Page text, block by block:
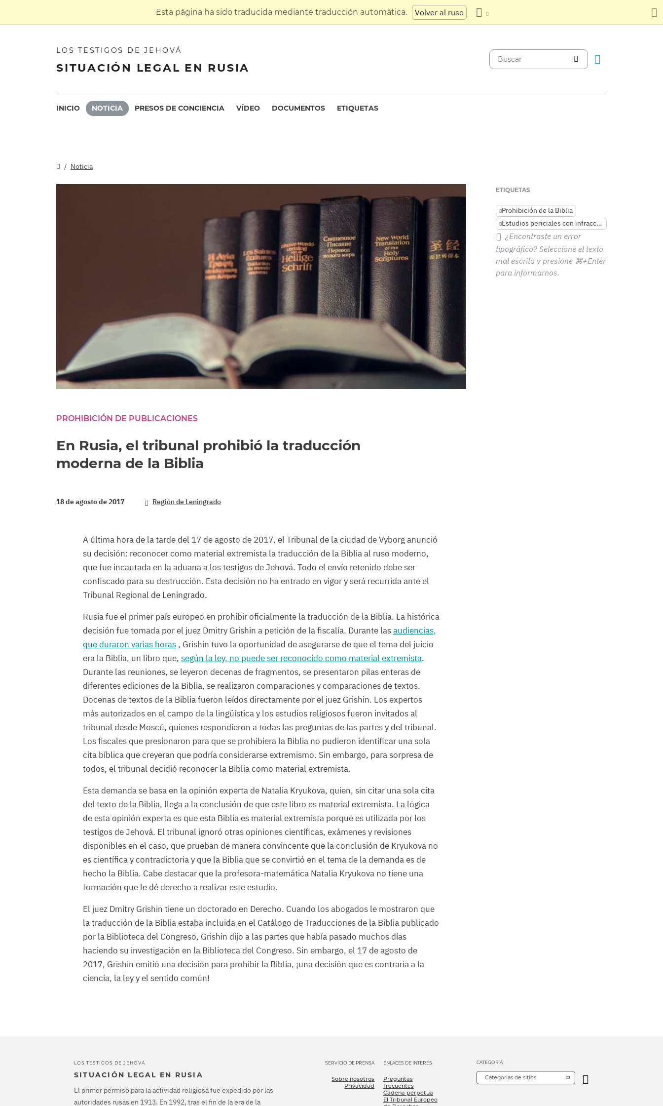
Esta página ha sido traducida mediante traducción automática. Volver al ruso
LOS TESTIGOS DE JEHOVÁ
SITUACIÓN LEGAL EN RUSIA
INICIO NOTICIA PRESOS DE CONCIENCIA VÍDEO DOCUMENTOS ETIQUETAS
Noticia
PROHIBICIÓN DE PUBLICACIONES
En Rusia, el tribunal prohibió la traducción
moderna de la Biblia
18 de agosto de 2017 Región de Leningrado
A última hora de la tarde del 17 de agosto de 2017, el Tribunal de la ciudad de Vyborg anunció
su decisión: reconocer como material extremista la traducción de la Biblia al ruso moderno,
que fue incautada en la aduana a los testigos de Jehová. Todo el envío retenido debe ser
confiscado para su destrucción. Esta decisión no ha entrado en vigor y será recurrida ante el
Tribunal Regional de Leningrado.
Rusia fue el primer país europeo en prohibir oficialmente la traducción de la Biblia. La histórica
decisión fue tomada por el juez Dmitry Grishin a petición de la fiscalía. Durante lasaudiencias,
que duraron varias horas , Grishin tuvo la oportunidad de asegurarse de que el tema del juicio
era la Biblia, un libro que, según la ley, no puede ser reconocido como material extremista.
Durante las reuniones, se leyeron decenas de fragmentos, se presentaron pilas enteras de
diferentes ediciones de la Biblia, se realizaron comparaciones y comparaciones de textos.
Docenas de textos de la Biblia fueron leídos directamente por el juez Grishin. Los expertos
más autorizados en el campo de la lingüística y los estudios religiosos fueron invitados al
tribunal desde Moscú, quienes respondieron a todas las preguntas de las partes y del tribunal.
Los fiscales que presionaron para que se prohibiera la Biblia no pudieron identificar una sola
cita bíblica que creyeran que podría considerarse extremismo. Sin embargo, para sorpresa de
todos, el tribunal decidió reconocer la Biblia como material extremista.
Esta demanda se basa en la opinión experta de Natalia Kryukova, quien, sin citar una sola cita
del texto de la Biblia, llega a la conclusión de que este libro es material extremista. La lógica
de esta opinión experta es que esta Biblia es material extremista porque es utilizada por los
testigos de Jehová. El tribunal ignoró otras opiniones científicas, exámenes y revisiones
disponibles en el caso, que prueban de manera convincente que la conclusión de Kryukova no
es científica y contradictoria y que la Biblia que se convirtió en el tema de la demanda es de
hecho la Biblia. Cabe destacar que la profesora-matemática Natalia Kryukova no tiene una
formación que le dé derecho a realizar este estudio.
El juez Dmitry Grishin tiene un doctorado en Derecho. Cuando los abogados le mostraron que
la traducción de la Biblia estaba incluida en el Catálogo de Traducciones de la Biblia publicado
por la Biblioteca del Congreso, Grishin dijo a las partes que había pasado muchos días
haciendo su investigación en la Biblioteca del Congreso. Sin embargo, el 17 de agosto de
2017, Grishin emitió una decisión para prohibir la Biblia, ¡una decisión que es contraria a la
ciencia, la ley y el sentido común!
ETIQUETAS
Prohibición de la Biblia
Estudios periciales con infracciones
¿Encontraste un error
tipográfico? Seleccione el texto
mal escrito y presione ⌘+Enter
para informarnos.
LOS TESTIGOS DE JEHOVÁ
SITUACIÓN LEGAL EN RUSIA
El primer permiso para la actividad religiosa fue expedido por las
autoridades rusas en 1913. En 1992, tras el fin de la era de la
SERVICIO DE PRENSA
Sobre nosotros
Privacidad
ENLACES DE INTERÉS
Preguntas
frecuentes
Cadena perpetua
El Tribunal Europeo
CATEGORÍA
Categorías de sitios